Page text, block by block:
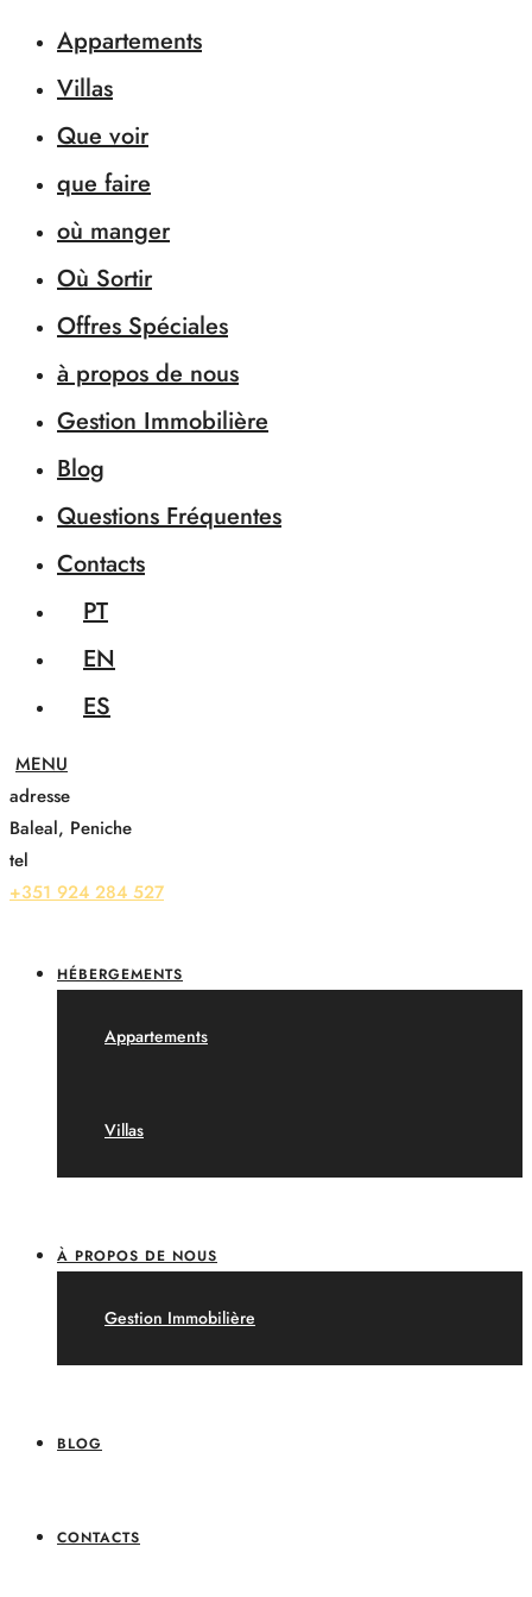
Appartements
Villas
Que voir
que faire
où manger
Où Sortir
Offres Spéciales
à propos de nous
Gestion Immobilière
Blog
Questions Fréquentes
Contacts
PT
EN
ES
adresse
Baleal, Peniche
tel
+351 924 284 527
HÉBERGEMENTS
Appartements
Villas
À PROPOS DE NOUS
Gestion Immobilière
BLOG
CONTACTS